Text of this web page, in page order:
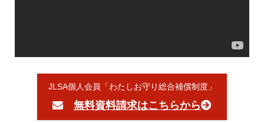
JLSA個人会員「わたしお守り総合補償制度」
無料資料請求はこちらから